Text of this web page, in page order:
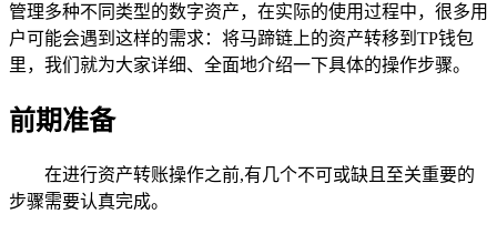
管理多种不同类型的数字资产，在实际的使用过程中，很多用
户可能会遇到这样的需求：将马蹄链上的资产转移到TP钱包
里，我们就为大家详细、全面地介绍一下具体的操作步骤。
前期准备
在进行资产转账操作之前,有几个不可或缺且至关重要的
步骤需要认真完成。